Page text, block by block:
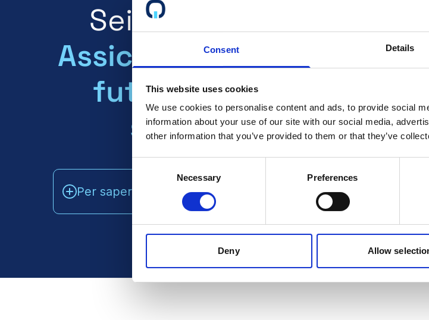
Consent Details
This website uses cookies
We use cookies to personalise content and ads, to provide social
information about your use of our site with our social media,
other information that you’ve provided to them or that they’ve
Necessary Preferences
Deny Allow
Sei certificato?
Assicurati che i tuoi
futuri clienti lo
sappiano!
Per saperne di più Parlare con le vendite